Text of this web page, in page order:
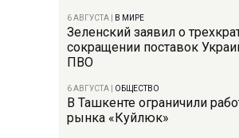
6 АВГУСТА В МИРЕ
Зеленский заявил о
сокращении поставок
ПВО
6 АВГУСТА ОБЩЕСТВО
В Ташкенте ограничили
рынка «Куйлюк»